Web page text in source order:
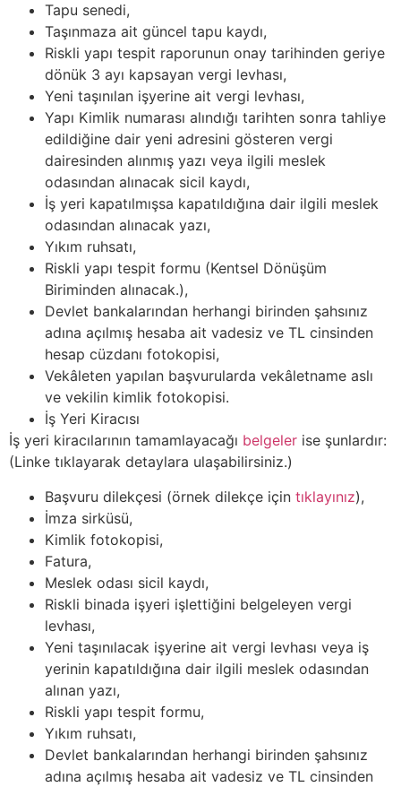
Tapu senedi,
Taşınmaza ait güncel tapu kaydı,
Riskli yapı tespit raporunun onay tarihinden geriye
dönük 3 ayı kapsayan vergi levhası,
Yeni taşınılan işyerine ait vergi levhası,
Yapı Kimlik numarası alındığı tarihten sonra tahliye
edildiğine dair yeni adresini gösteren vergi
dairesinden alınmış yazı veya ilgili meslek
odasından alınacak sicil kaydı,
İş yeri kapatılmışsa kapatıldığına dair ilgili meslek
odasından alınacak yazı,
Yıkım ruhsatı,
Riskli yapı tespit formu (Kentsel Dönüşüm
Biriminden alınacak.),
Devlet bankalarından herhangi birinden şahsınız
adına açılmış hesaba ait vadesiz ve TL cinsinden
hesap cüzdanı fotokopisi,
Vekâleten yapılan başvurularda vekâletname aslı
ve vekilin kimlik fotokopisi.
İş Yeri Kiracısı
İş yeri kiracılarının tamamlayacağı belgeler ise şunlardır:
(Linke tıklayarak detaylara ulaşabilirsiniz.)
Başvuru dilekçesi (örnek dilekçe için tıklayınız),
İmza sirküsü,
Kimlik fotokopisi,
Fatura,
Meslek odası sicil kaydı,
Riskli binada işyeri işlettiğini belgeleyen vergi
levhası,
Yeni taşınılacak işyerine ait vergi levhası veya iş
yerinin kapatıldığına dair ilgili meslek odasından
alınan yazı,
Riskli yapı tespit formu,
Yıkım ruhsatı,
Devlet bankalarından herhangi birinden şahsınız
adına açılmış hesaba ait vadesiz ve TL cinsinden